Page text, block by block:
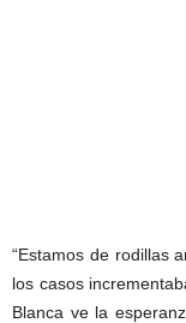
“Estamos de rodillas
los casos
Blanca ve la